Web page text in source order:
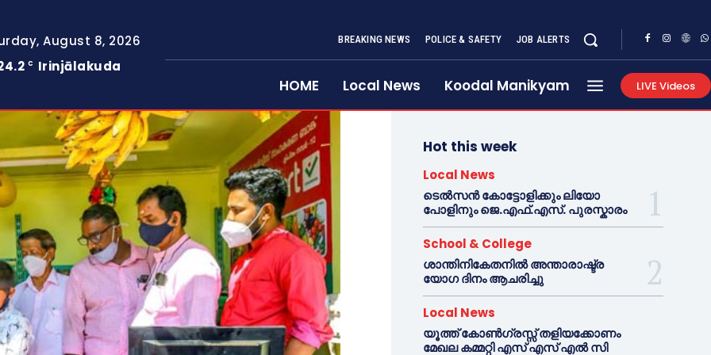
August 8, 2026
C Irinjālakuda
BREAKING NEWS POLICE & SAFETY JOB ALERTS
HOME Local News Koodal Manikyam LIVE Videos
Hot this week
Local News
ടെൽസൻ കോട്ടോളിക്കും ലിയോ
പോളിനും ജെ.എഫ്.എസ്. പുരസ്കാരം
School & College
ശാന്തിനികേതനിൽ അന്താരാഷ്ട്ര
യോഗ ദിനം ആചരിച്ചു
Local News
യൂത്ത് കോൺഗ്രസ്സ് തളിയക്കോണം
മേഖല കമ്മറ്റി എസ് എസ് എൽ സി